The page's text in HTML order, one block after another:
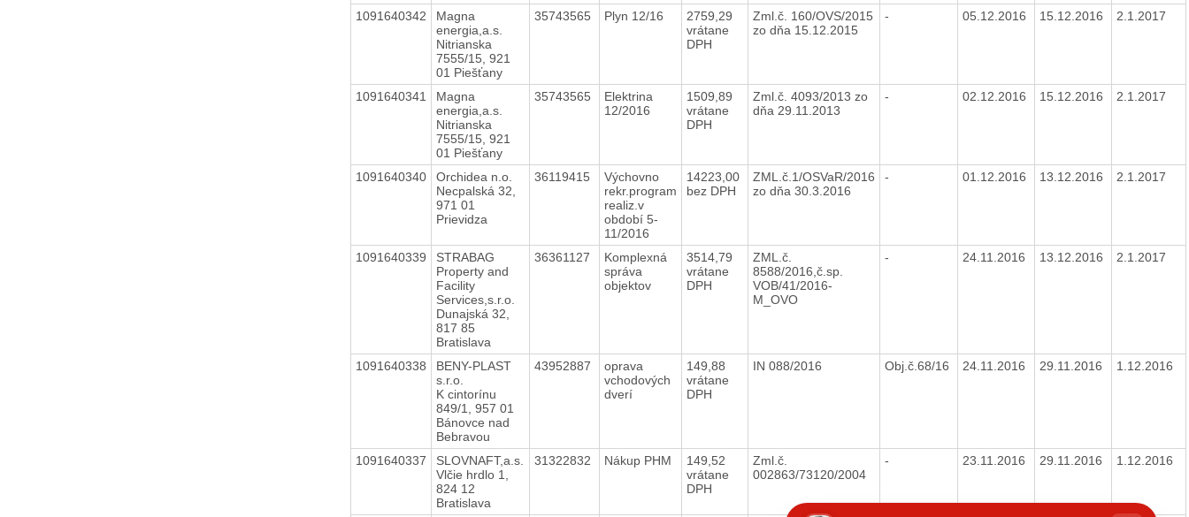
1091640342
Magna
energia,a.s.
Nitrianska
7555/15, 921
01 Piešťany
35743565 Plyn 12/16
2759,29
vrátane
DPH
Zml.č. 160/OVS/2015
zo dňa 15.12.2015
- 05.12.2016 15.12.2016 2.1.2017
1091640341
Magna
energia,a.s.
Nitrianska
7555/15, 921
01 Piešťany
35743565
Elektrina
12/2016
1509,89
vrátane
DPH
Zml.č. 4093/2013 zo
dňa 29.11.2013
- 02.12.2016 15.12.2016 2.1.2017
1091640340
Orchidea n.o.
Necpalská 32,
971 01
Prievidza
36119415
Výchovno
rekr.program
realiz.v
období 5-
11/2016
14223,00
bez DPH
ZML.č.1/OSVaR/2016
zo dňa 30.3.2016
- 01.12.2016 13.12.2016 2.1.2017
1091640339
STRABAG
Property and
Facility
Services,s.r.o.
Dunajská 32,
817 85
Bratislava
36361127
Komplexná
správa
objektov
3514,79
vrátane
DPH
ZML.č.
8588/2016,č.sp.
VOB/41/2016-
M_OVO
- 24.11.2016 13.12.2016 2.1.2017
1091640338
BENY-PLAST
s.r.o.
K cintorínu
849/1, 957 01
Bánovce nad
Bebravou
43952887
oprava
vchodových
dverí
149,88
vrátane
DPH
IN 088/2016 Obj.č.68/16 24.11.2016 29.11.2016 1.12.2016
1091640337
SLOVNAFT,a.s.
Vlčie hrdlo 1,
824 12
Bratislava
31322832 Nákup PHM
149,52
vrátane
DPH
Zml.č.
002863/73120/2004
- 23.11.2016 29.11.2016 1.12.2016
Chatbot